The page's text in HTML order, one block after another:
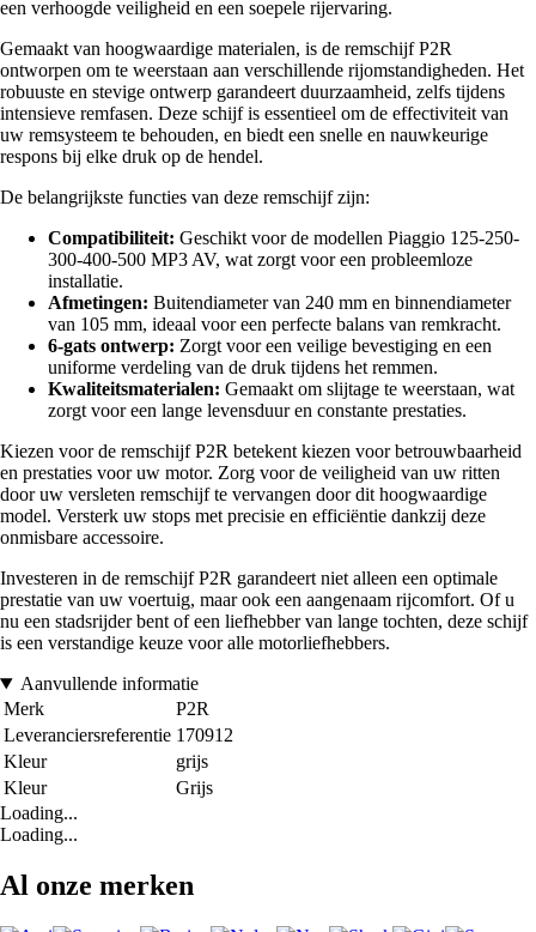
een verhoogde veiligheid en een soepele rijervaring.
Gemaakt van hoogwaardige materialen, is de remschijf P2R
ontworpen om te weerstaan aan verschillende rijomstandigheden. Het
robuuste en stevige ontwerp garandeert duurzaamheid, zelfs tijdens
intensieve remfasen. Deze schijf is essentieel om de effectiviteit van
uw remsysteem te behouden, en biedt een snelle en nauwkeurige
respons bij elke druk op de hendel.
De belangrijkste functies van deze remschijf zijn:
Compatibiliteit: Geschikt voor de modellen Piaggio 125-250-
300-400-500 MP3 AV, wat zorgt voor een probleemloze
installatie.
Afmetingen: Buitendiameter van 240 mm en binnendiameter
van 105 mm, ideaal voor een perfecte balans van remkracht.
6-gats ontwerp: Zorgt voor een veilige bevestiging en een
uniforme verdeling van de druk tijdens het remmen.
Kwaliteitsmaterialen: Gemaakt om slijtage te weerstaan, wat
zorgt voor een lange levensduur en constante prestaties.
Kiezen voor de remschijf P2R betekent kiezen voor betrouwbaarheid
en prestaties voor uw motor. Zorg voor de veiligheid van uw ritten
door uw versleten remschijf te vervangen door dit hoogwaardige
model. Versterk uw stops met precisie en efficiëntie dankzij deze
onmisbare accessoire.
Investeren in de remschijf P2R garandeert niet alleen een optimale
prestatie van uw voertuig, maar ook een aangenaam rijcomfort. Of u
nu een stadsrijder bent of een liefhebber van lange tochten, deze schijf
is een verstandige keuze voor alle motorliefhebbers.
Aanvullende informatie
Merk
P2R
Leveranciersreferentie 170912
Kleur
grijs
Kleur
Grijs
Loading...
Loading...
Al onze merken